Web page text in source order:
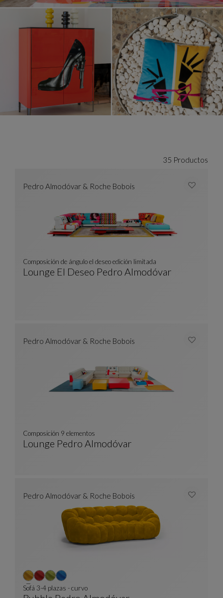
35 Productos
Pedro Almodóvar & Roche Bobois
Lounge El Deseo Pedro Almodóvar
Composición de ángulo el deseo edición limitada
Pedro Almodóvar & Roche Bobois
Lounge Pedro Almodóvar
Composición 9 elementos
Pedro Almodóvar & Roche Bobois
Sofá 3-4 plazas - curvo